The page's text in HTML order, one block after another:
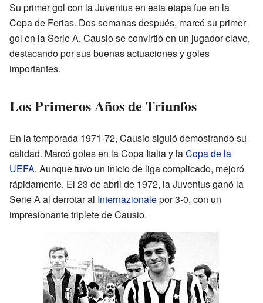
Su primer gol con la Juventus en esta etapa fue en la
Copa de Ferias. Dos semanas después, marcó su primer
gol en la Serie A. Causio se convirtió en un jugador clave,
destacando por sus buenas actuaciones y goles
importantes.
Los Primeros Años de Triunfos
En la temporada 1971-72, Causio siguió demostrando su
calidad. Marcó goles en la Copa Italia y laCopa de la
UEFA. Aunque tuvo un inicio de liga complicado, mejoró
rápidamente. El 23 de abril de 1972, la Juventus ganó la
Serie A al derrotar al Internazionalepor 3-0, con un
impresionante triplete de Causio.